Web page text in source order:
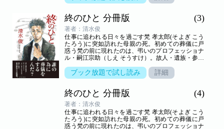
ドラマ。
終のひと 分冊版 (3)
著者：清水俊
仕事に追われる日々を過ごす梵 孝太郎(そよぎ こう
たろう)に突如訪れた母親の死。初めての葬儀に戸
惑う梵の前に現れたのは、弔いのプロフェッショナ
ル・嗣江宗助（しえ そうすけ）。故人・遺族・参列
世界を新鋭が描き出す――命の終わりのヒューマン
ドラマ。
ブック放題で試し読み 詳細
終のひと 分冊版 (4)
著者：清水俊
仕事に追われる日々を過ごす梵 孝太郎(そよぎ こう
たろう)に突如訪れた母親の死。初めての葬儀に戸
惑う梵の前に現れたのは、弔いのプロフェッショナ